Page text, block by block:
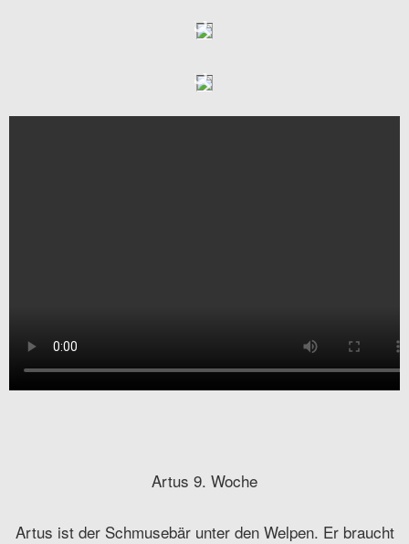
Artus 9. Woche
Artus ist der Schmusebär unter den Welpen. Er braucht